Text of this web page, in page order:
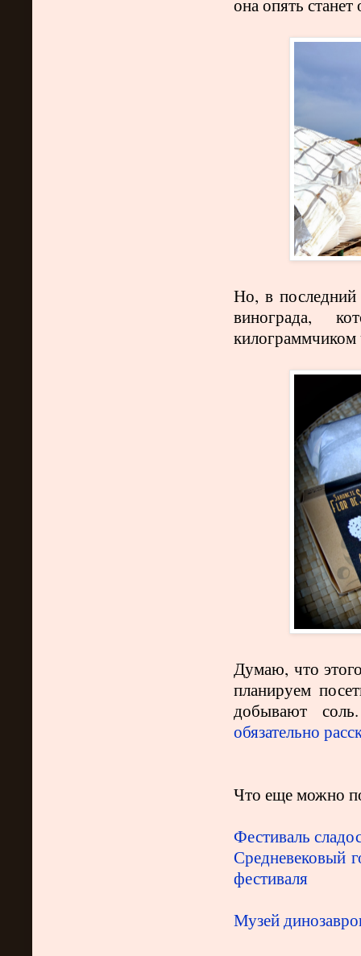
Но, в
винограда,
Думаю, что
планируем
добывают
обязательно
Что еще можно
Фестиваль
Средневековый
фестиваля
Музей